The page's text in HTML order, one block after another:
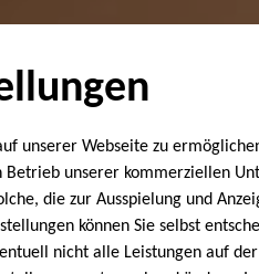
unserer Webseite zu
Betrieb unserer kommerziellen
die zur Ausspielung und
können Sie selbst
nicht alle Leistungen auf